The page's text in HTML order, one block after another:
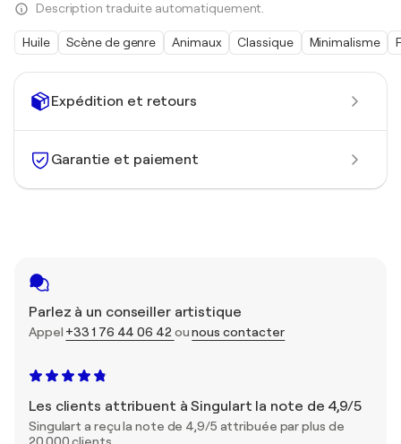
Expédition et retours
Garantie et paiement
Parlez à un conseiller artistique
Appel +33 1 76 44 06 42 ounous contacter
Les clients attribuent à Singulart la note de 4,9/5
Singulart a reçu la note de 4,9/5 attribuée par plus de
Description traduite automatiquement.
Huile Scène de genre Animaux Classique Minimalisme